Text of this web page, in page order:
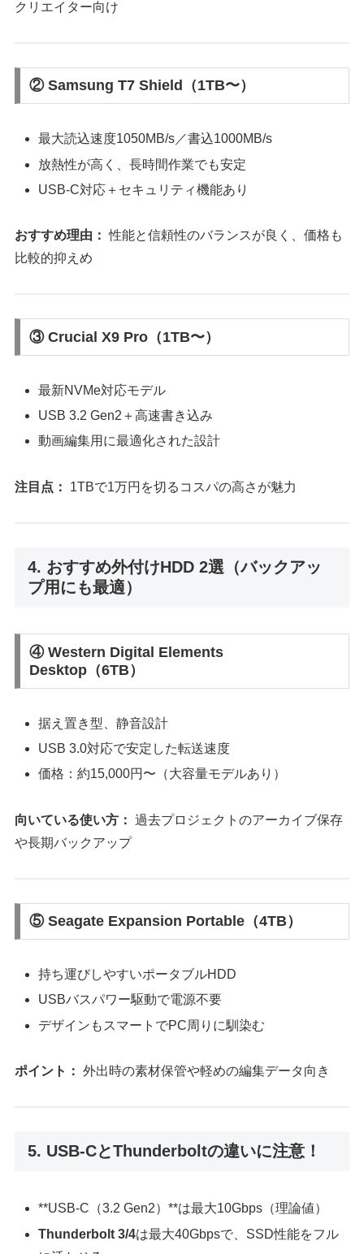
クリエイター向け
② Samsung T7 Shield（1TB〜）
最大読込速度1050MB/s／書込1000MB/s
放熱性が高く、長時間作業でも安定
USB-C対応＋セキュリティ機能あり
おすすめ理由： 性能と信頼性のバランスが良く、価格も
比較的抑えめ
③ Crucial X9 Pro（1TB〜）
最新NVMe対応モデル
USB 3.2 Gen2＋高速書き込み
動画編集用に最適化された設計
注目点： 1TBで1万円を切るコスパの高さが魅力
4. おすすめ外付けHDD 2選（バックアッ
プ用にも最適）
④ Western Digital Elements
Desktop（6TB）
据え置き型、静音設計
USB 3.0対応で安定した転送速度
価格：約15,000円〜（大容量モデルあり）
向いている使い方： 過去プロジェクトのアーカイブ保存
や長期バックアップ
⑤ Seagate Expansion Portable（4TB）
持ち運びしやすいポータブルHDD
USBバスパワー駆動で電源不要
デザインもスマートでPC周りに馴染む
ポイント： 外出時の素材保管や軽めの編集データ向き
5. USB-CとThunderboltの違いに注意！
**USB-C（3.2 Gen2）**は最大10Gbps（理論値）
Thunderbolt 3/4は最大40Gbpsで、SSD性能をフル